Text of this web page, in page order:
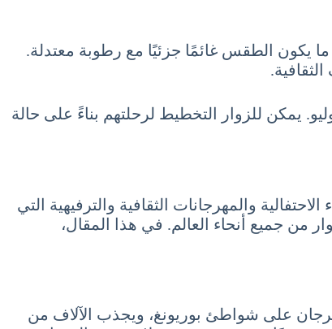
بين 24 و29 درجة مئوية في شهر يوليو. غالبًا ما يكون الطقس غائمًا جزئيًا مع رطوبة معتدلة.
يمكن للزوار التخطيط لرحلتهم بناءً على حالة
والمهرجانات الثقافية والترفيهية التي
من جميع أنحاء العالم. في هذا المقال،
على شواطئ بوريونغ، ويجذب الآلاف من